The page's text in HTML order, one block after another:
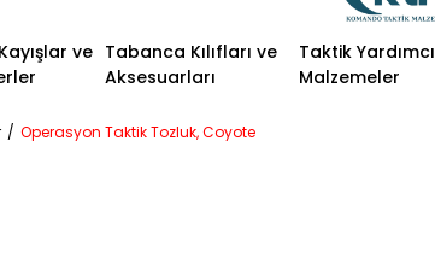
ve Tabanca Kılıfları ve
Aksesuarları
Taktik Yardımcı
Malzemeler
Operasyon Taktik Tozluk, Coyote